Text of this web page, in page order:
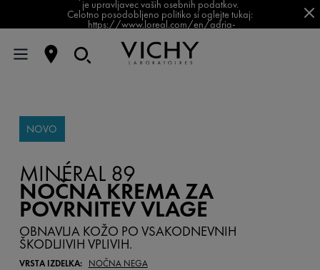
je upravljavec vaših osebnih podatkov.
Celotno posodobljeno politiko si oglejte tukaj:
https://www.loreal.com/en/adria-
NOVO
MINÉRAL 89
NOČNA KREMA ZA
POVRNITEV VLAGE
OBNAVLJA KOŽO PO VSAKODNEVNIH
ŠKODLJIVIH VPLIVIH.
VRSTA IZDELKA:
NOČNA NEGA